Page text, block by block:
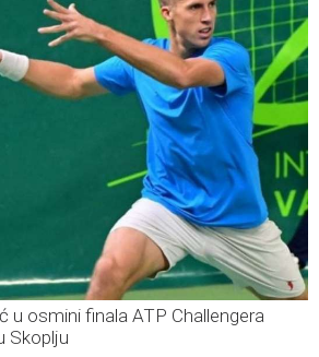
u osmini finala ATP Challengera
Skoplju